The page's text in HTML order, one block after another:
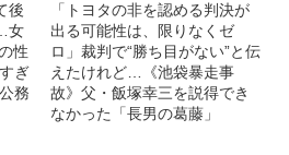
後
女
性
ぎ
務
「トヨタの非を認める判決が
出る可能性は、限りなくゼ
ロ」裁判で“勝ち目がない”と伝
えたけれど…《池袋暴走事
故》父・飯塚幸三を説得でき
なかった「長男の葛藤」